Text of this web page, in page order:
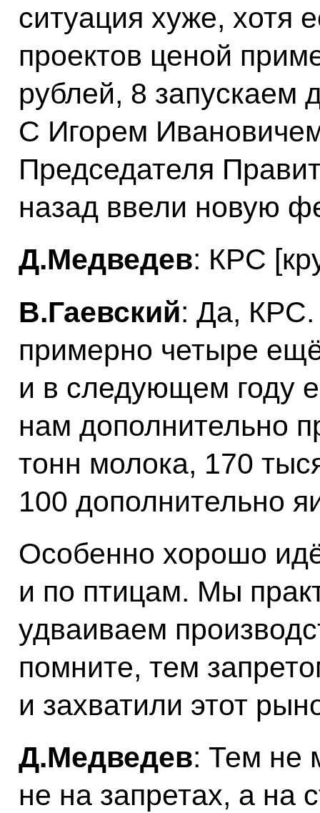
ситуация хуже, хотя
проектов ценой
рублей, 8 запускаем
С Игорем
Председателя
назад ввели новую
Д.Медведев: КРС
В.Гаевский: Да, КРС.
примерно четыре
и в следующем году
нам дополнительно
тонн молока, 170
100 дополнительно
Особенно хорошо
и по птицам. Мы
удваиваем
помните, тем
и захватили этот
Д.Медведев: Тем не
не на запретах, а на